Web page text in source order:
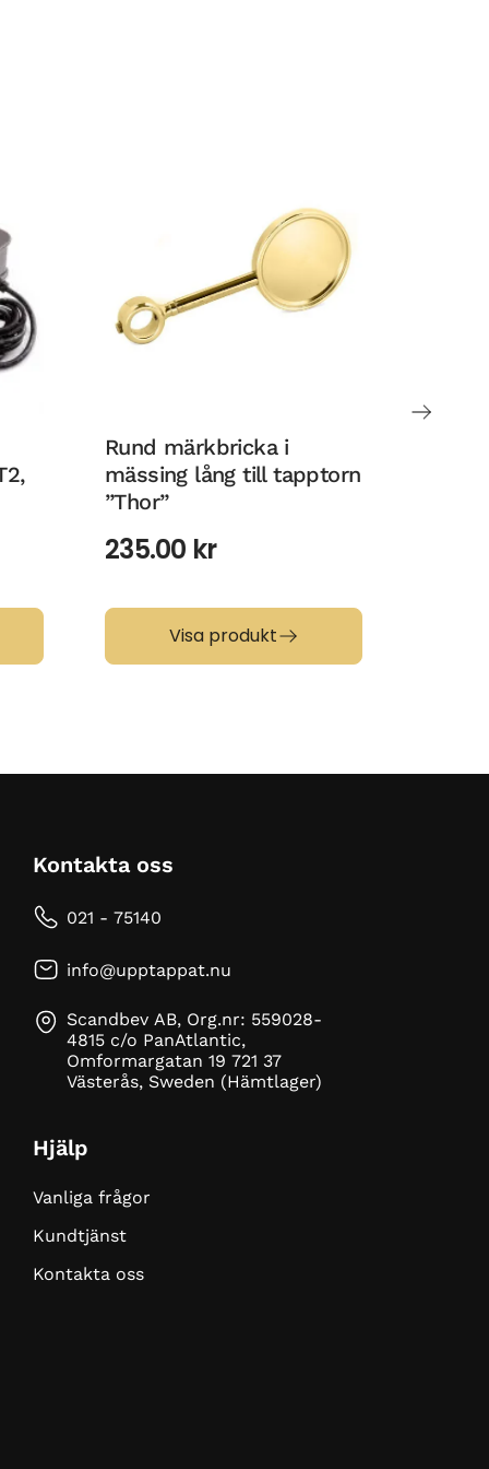
Rund märkbricka i
mässing lång till tapptorn
”Thor”
235.00 kr
Visa produkt
Kontakta oss
021 - 75140
info@upptappat.nu
Scandbev AB, Org.nr: 559028-
4815 c/o PanAtlantic,
Omformargatan 19 721 37
Västerås, Sweden (Hämtlager)
Hjälp
Vanliga frågor
Kundtjänst
Kontakta oss